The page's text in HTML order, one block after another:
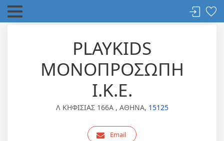
PLAYKIDS
ΜΟΝΟΠΡΟΣΩΠΗ
Ι.Κ.Ε.
Λ ΚΗΦΙΣΙΑΣ 166Α , ΑΘΗΝΑ, 15125
Email